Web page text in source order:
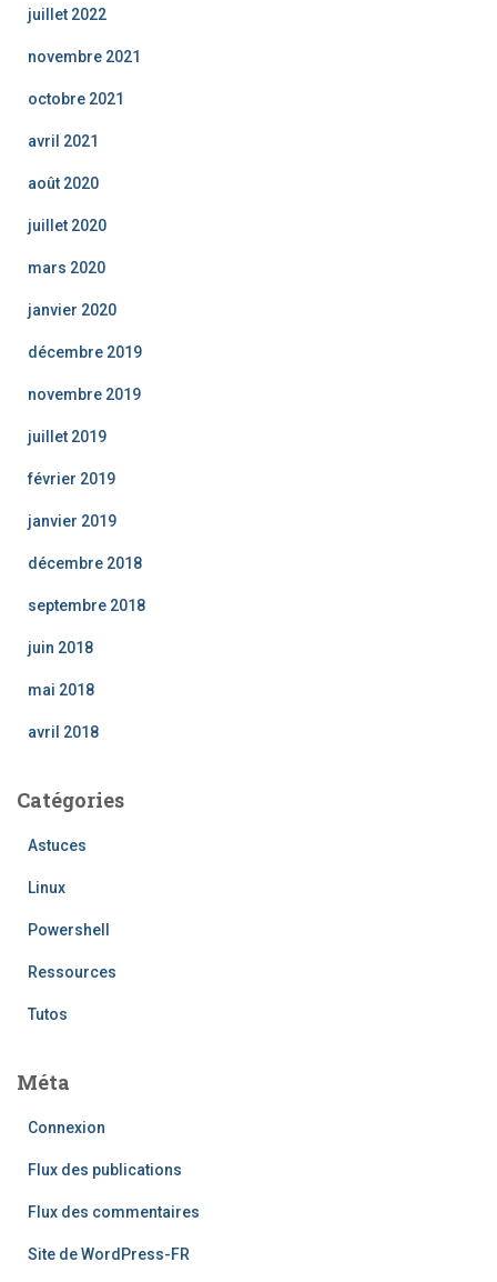
juillet 2022
novembre 2021
octobre 2021
avril 2021
août 2020
juillet 2020
mars 2020
janvier 2020
décembre 2019
novembre 2019
juillet 2019
février 2019
janvier 2019
décembre 2018
septembre 2018
juin 2018
mai 2018
avril 2018
Catégories
Astuces
Linux
Powershell
Ressources
Tutos
Méta
Connexion
Flux des publications
Flux des commentaires
Site de WordPress-FR